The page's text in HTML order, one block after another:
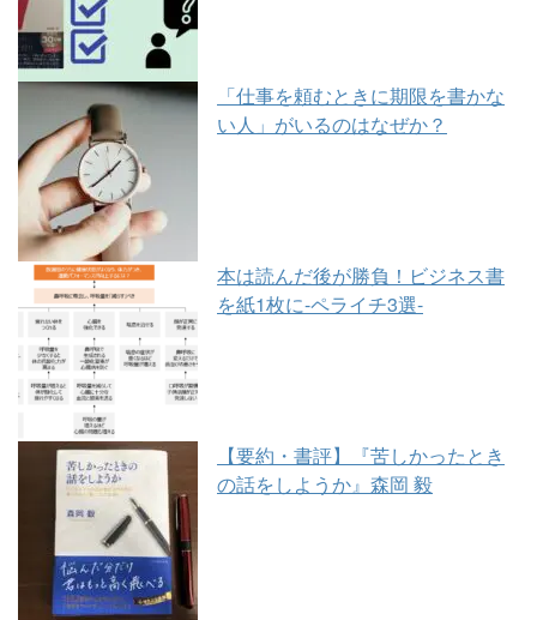
「仕事を頼むときに期限を書かな
い人」がいるのはなぜか？
本は読んだ後が勝負！ビジネス書
を紙1枚に-ペライチ3選-
【要約・書評】『苦しかったとき
の話をしようか』森岡 毅